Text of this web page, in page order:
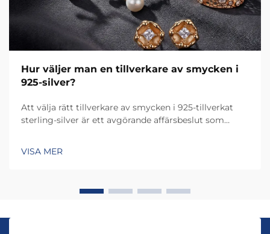
Hur väljer man en tillverkare av smycken i
925-silver?
Att välja rätt tillverkare av smycken i 925-tillverkat
sterling-silver är ett avgörande affärsbeslut som
tillverkare avgör inte bara hantverket och
VISA MER